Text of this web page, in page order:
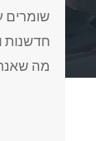
חדשנות
מה